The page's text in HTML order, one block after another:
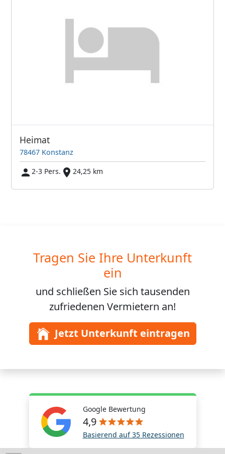
Heimat
78467 Konstanz
2-3 Pers.
24,25 km
Tragen Sie Ihre Unterkunft
ein
und schließen Sie sich tausenden
zufriedenen Vermietern an!
Jetzt Unterkunft eintragen
Google Bewertung
4,9
Basierend auf 35 Rezessionen